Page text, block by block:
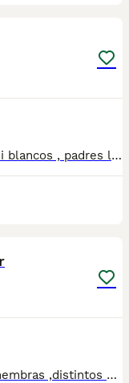
espectacular camada de Goldene , casi blancos , padres libres de todas las enfermedades genéticas de la raza , displasias libres de cadera y codos , carácter extraordinario, son guapísimos y super buenos , con una línea genética de 10 ,adre campeona y padre hijo de campeones , se entregan con todas las garantías
Golden Retriever tenemos machos y hembras ,distintos colores Nuestros cachorros nacen y crecen en un ambiente familiar ,sin jaulas ,con un respeto y exclusiva cria,somos respetuosos con el tiempo de destete ,cada cachorro necesita su tiempo.. Destetamos con un pienso de alta calidad , Cachorros revisados ,desde el nacimiento ,hasta la entrega por un veterinario competente ,buscando siempre el bienestar de nuestros animales.. Sociabilizados y equilibrados tanto padres como cachorros Se entregan con todo el protocolo veterinario legal,y garantías por escrito completas.. Tenemos servicio de entrega personalizado a cualquier punto de España,directo.. El precio puede cambiar tanto en sexo como en características del cachorro. Dejanos tú teléfono y te mandamos toda la información fotos y vídeos ..